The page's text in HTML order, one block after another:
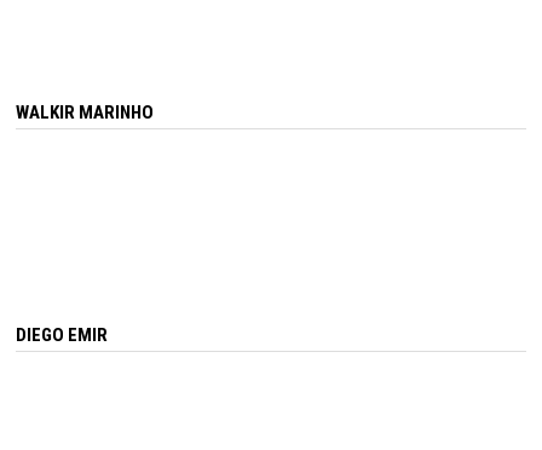
WALKIR MARINHO
DIEGO EMIR